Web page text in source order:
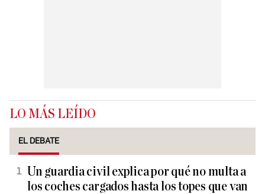
LO MÁS LEÍDO
EL DEBATE
Un guardia civil explica por qué no multa a
los coches cargados hasta los topes que van